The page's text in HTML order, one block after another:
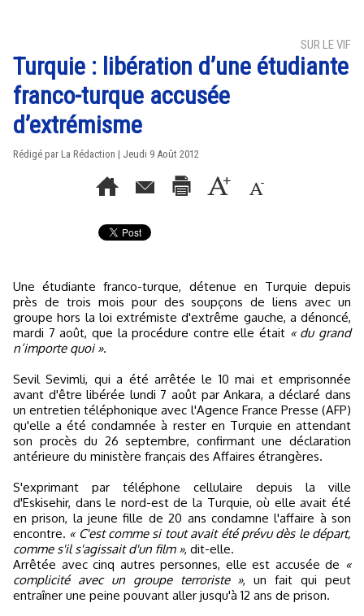
SUR LE VIF
Turquie : libération d’une étudiante
franco-turque accusée
d’extrémisme
Rédigé par La Rédaction | Jeudi 9 Août 2012
Une étudiante franco-turque, détenue en Turquie depuis
près de trois mois pour des soupçons de liens avec un
groupe hors la loi extrémiste d'extrême gauche, a dénoncé,
mardi 7 août, que la procédure contre elle était « du grand
n’importe quoi ».
Sevil Sevimli, qui a été arrêtée le 10 mai et emprisonnée
avant d'être libérée lundi 7 août par Ankara, a déclaré dans
un entretien téléphonique avec l'Agence France Presse (AFP)
qu'elle a été condamnée à rester en Turquie en attendant
son procès du 26 septembre, confirmant une déclaration
antérieure du ministère français des Affaires étrangères.
S'exprimant par téléphone cellulaire depuis la ville
d'Eskisehir, dans le nord-est de la Turquie, où elle avait été
en prison, la jeune fille de 20 ans condamne l'affaire à son
encontre. « C'est comme si tout avait été prévu dès le départ,
comme s'il s'agissait d'un film », dit-elle.
Arrêtée avec cinq autres personnes, elle est accusée de «
complicité avec un groupe terroriste », un fait qui peut
entraîner une peine pouvant aller jusqu'à 12 ans de prison.